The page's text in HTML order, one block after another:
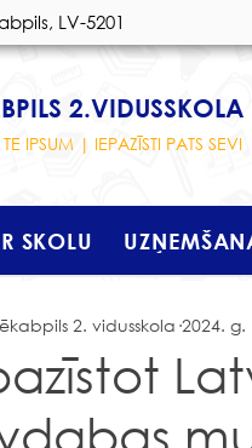
LV-5201
2.VIDUSSKOLA
IPSUM | IEPAZĪSTI PATS SEVI
SKOLU
2. vidusskola 2024. g.